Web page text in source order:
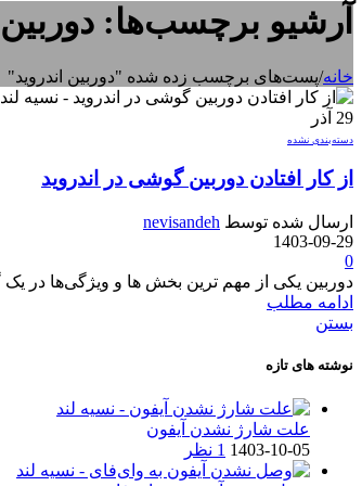
آرشیو برچسب‌ها: دوربین
خانه/پست‌های برچسب زده شده "دوربین اندروید"
29 آذر
دسته‌بندی نشده
از کار افتادن دوربین گوشی در اندروید
ارسال شده توسط nevisandeh
1403-09-29
0
دوربین یکی از مهم ترین بخش ها و ویژگی‌ها در
ادامه مطلب
بستن
نوشته های تازه
علت شارژ نشدن آیفون
1403-10-05 1 نظر